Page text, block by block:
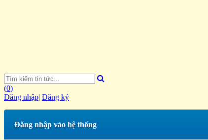
(0)
Đăng nhập| Đăng ký
Đăng nhập vào hệ thống